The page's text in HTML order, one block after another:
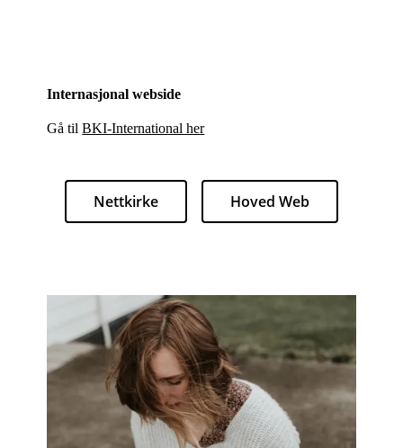
Internasjonal webside
Gå tilBKI-International her
Nettkirke Hoved Web